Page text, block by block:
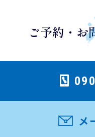
ご予約・お
メ